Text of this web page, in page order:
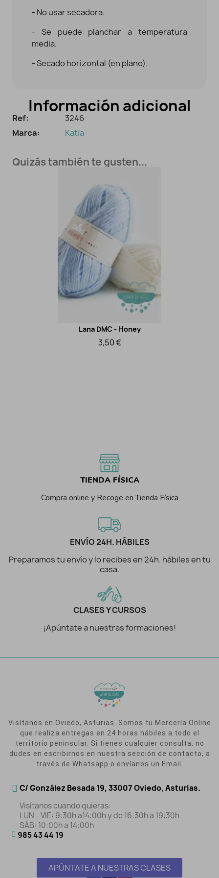
- No usar secadora.
- Se puede planchar a temperatura
media.
- Secado horizontal (en plano).
Información adicional
Ref:
3246
Marca:
Katia
Quizás también te gusten...
Vista rápida
Lana DMC - Honey
3,50 €
TIENDA FÍSICA
Compra online y Recoge en Tienda Física
ENVÍO 24H. HÁBILES
Preparamos tu envío y lo recibes en 24h. hábiles en tu
casa.
CLASES Y CURSOS
¡Apúntate a nuestras formaciones!
Visítanos en Oviedo, Asturias. Somos tu Mercería Online
que realiza entregas en 24 horas hábiles a todo el
territorio peninsular. Si tienes cualquier consulta, no
dudes en escribirnos en nuestra sección de contacto, a
través de Whatsapp o envíanos un Email.
C/ González Besada 19, 33007 Oviedo, Asturias.
Visítanos cuando quieras:
LUN - VIE: 9:30h a14:00h y de 16:30h a 19:30h
SÁB: 10:00h a 14:00h
985 43 44 19
APÚNTATE A NUESTRAS CLASES